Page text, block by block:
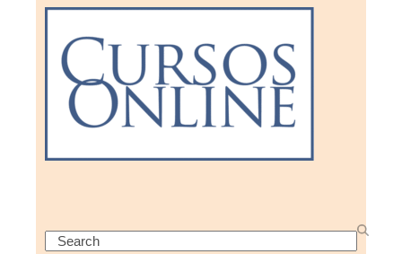
Search